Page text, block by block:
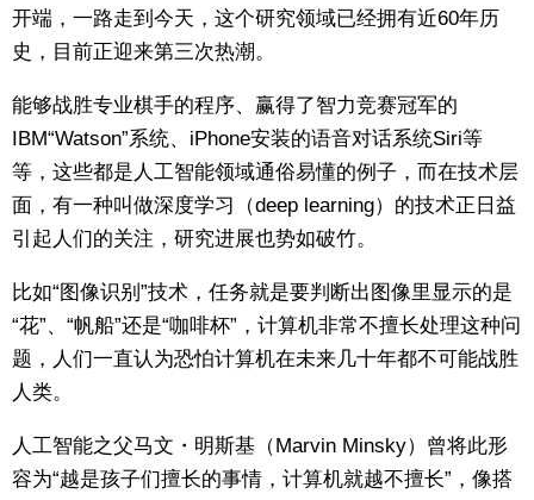
东京
SNS
开端，一路走到今天，这个研究领域已经拥有近60年历
史，目前正迎来第三次热潮。
能够战胜专业棋手的程序、赢得了智力竞赛冠军的
IBM“Watson”系统、iPhone安装的语音对话系统Siri等
等，这些都是人工智能领域通俗易懂的例子，而在技术层
面，有一种叫做深度学习（deep learning）的技术正日益
引起人们的关注，研究进展也势如破竹。
比如“图像识别”技术，任务就是要判断出图像里显示的是
“花”、“帆船”还是“咖啡杯”，计算机非常不擅长处理这种问
题，人们一直认为恐怕计算机在未来几十年都不可能战胜
人类。
人工智能之父马文・明斯基（Marvin Minsky）曾将此形
容为“越是孩子们擅长的事情，计算机就越不擅长”，像搭